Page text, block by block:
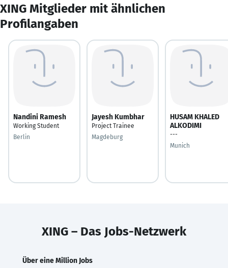
XING Mitglieder mit ähnlichen
Profilangaben
Nandini Ramesh
Working Student
Berlin
Jayesh Kumbhar
Project Trainee
Magdeburg
HUSAM KHALED
ALKODIMI
---
Munich
XING – Das Jobs-Netzwerk
Über eine Million Jobs